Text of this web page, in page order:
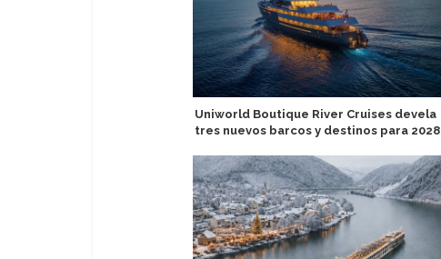
Uniworld Boutique River Cruises devela
tres nuevos barcos y destinos para 2028